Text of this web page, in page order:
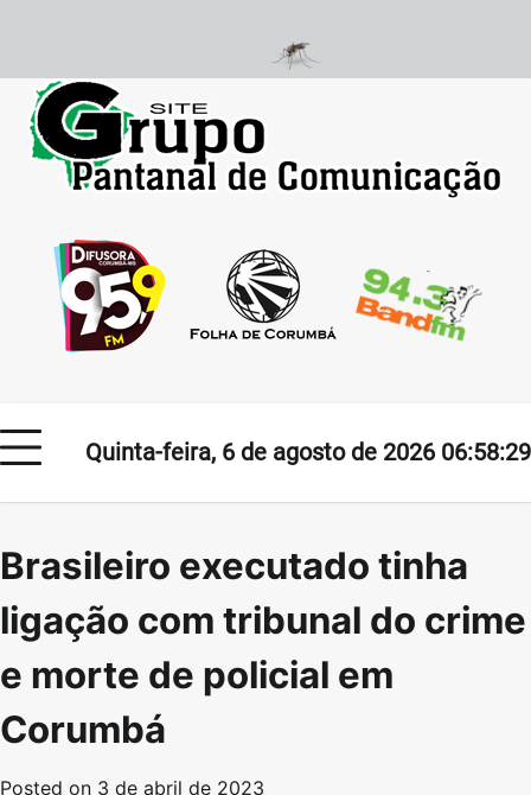
content
Quinta-feira, 6 de agosto de 2026 06:58:29
Brasileiro executado tinha
ligação com tribunal do crime
e morte de policial em
Corumbá
Posted on 3 de abril de 2023